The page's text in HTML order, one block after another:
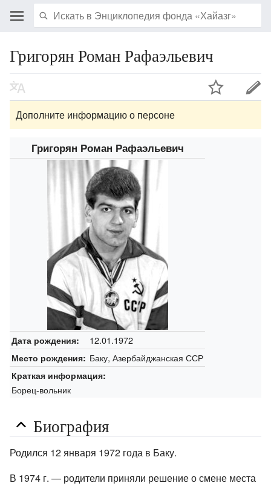
Григорян Роман Рафаэльевич
Дополните информацию о персоне
Григорян Роман Рафаэльевич
Дата рождения: 12.01.1972
Место рождения: Баку, Азербайджанская ССР
Краткая информация:
Борец-вольник
Биография
Родился 12 января 1972 года в Баку.
В 1974 г. — родители приняли решение о смене места